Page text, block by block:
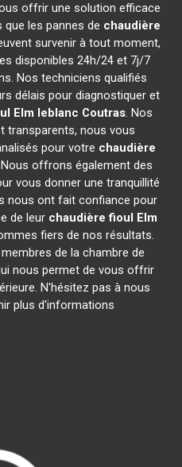
offrir une solution efficace
les pannes de chaudière
survenir à tout moment,
disponibles 24h/24 et 7j/7
Nos techniciens qualifiés
délais pour diagnostiquer et
Elm leblanc Coutras. Nos
nous vous
pour votre chaudière
offrons également des
vous donner une tranquillité
nous ont fait confiance pour
de leur chaudière fioul Elm
fiers de nos résultats.
de la chambre de
nous permet de vous offrir
N'hésitez pas à nous
plus d'informations